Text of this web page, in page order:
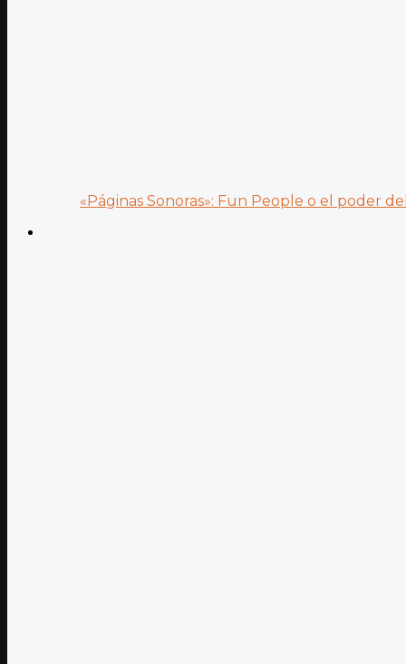
«Páginas Sonoras»: Fun People o el poder